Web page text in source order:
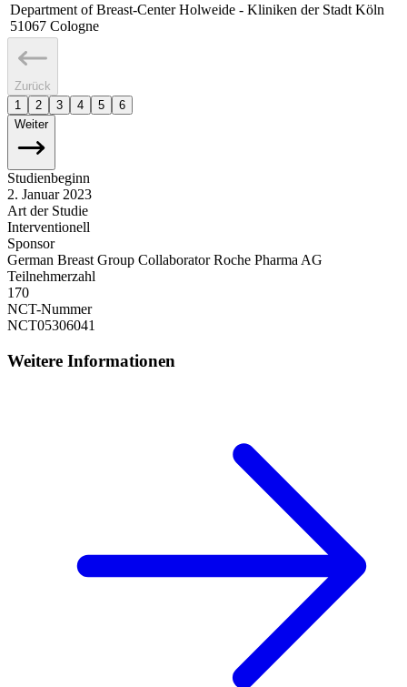
Department of Breast-Center Holweide - Kliniken der Stadt Köln
51067 Cologne
Zurück
1
2 3 4 5
6
Weiter
Studienbeginn
2. Januar 2023
Art der Studie
Interventionell
Sponsor
German Breast Group Collaborator Roche Pharma AG
Teilnehmerzahl
170
NCT-Nummer
NCT05306041
Weitere Informationen